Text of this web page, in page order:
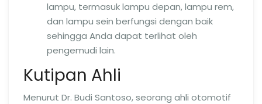
lampu, termasuk lampu depan, lampu rem,
dan lampu sein berfungsi dengan baik
sehingga Anda dapat terlihat oleh
pengemudi lain.
Kutipan Ahli
Menurut Dr. Budi Santoso, seorang ahli otomotif